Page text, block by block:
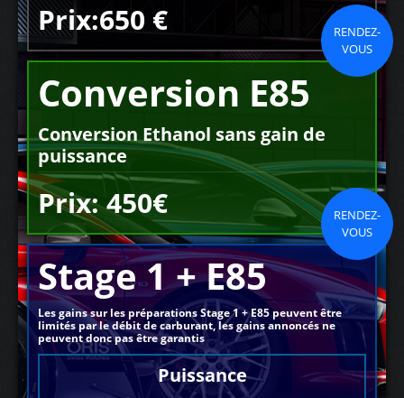
Prix:650 €
RENDEZ-
VOUS
Conversion E85
Conversion Ethanol sans gain de
puissance
Prix: 450€
RENDEZ-
VOUS
Stage 1 + E85
Les gains sur les préparations Stage 1 + E85 peuvent être
limités par le débit de carburant, les gains annoncés ne
peuvent donc pas être garantis
Puissance